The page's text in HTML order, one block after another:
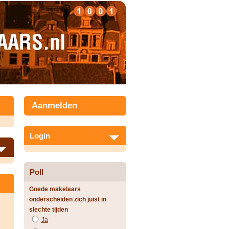
Aanmelden
Login
Poll
Goede makelaars
onderscheiden zich juist in
slechte tijden
Ja